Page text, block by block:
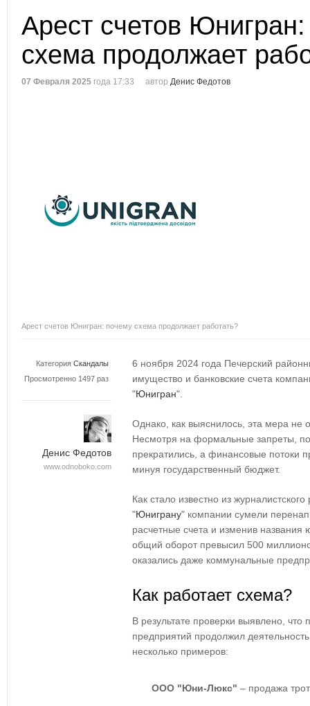
Арест счетов
схема продолжает
07 Февраля 2025 года 17:33 автор Денис Федотов
Арест счетов Юнигран: почему схема продолжает работать?
Категория Скандалы
Просмотренно 1497 раз
Денис Федотов
www.odnoboko.com
6 ноября 2024 года Печерский
имущество и банковские счета
"Юнигран".
Однако, как выяснилось, эта мера не
Несмотря на формальные запреты,
прекратились, а финансовые потоки
минуя государственный бюджет.
Как стало известно из
"Юниграну" компании сумели
расчетные счета и изменив названия
общий оборот превысил 500
оказались даже коммунальные
Как работает схема?
В результате проверки выявлено,
предприятий продолжил
несколько примеров:
ООО "Юни-Люкс" – продажа